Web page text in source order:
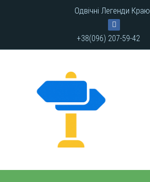
Одвічні Легенди Краю
+38(096) 207-59-42